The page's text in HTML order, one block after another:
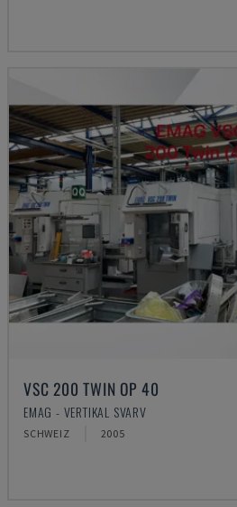
VSC 200 TWIN OP 40
EMAG - VERTIKAL SVARV
SCHWEIZ 2005